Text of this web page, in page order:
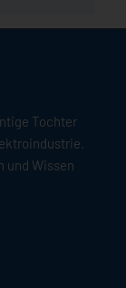
Tochter
und Wissen